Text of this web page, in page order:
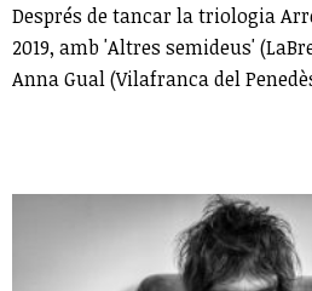
Després de tancar la triologia
2019, amb 'Altres semideus'
Anna Gual (Vilafranca del